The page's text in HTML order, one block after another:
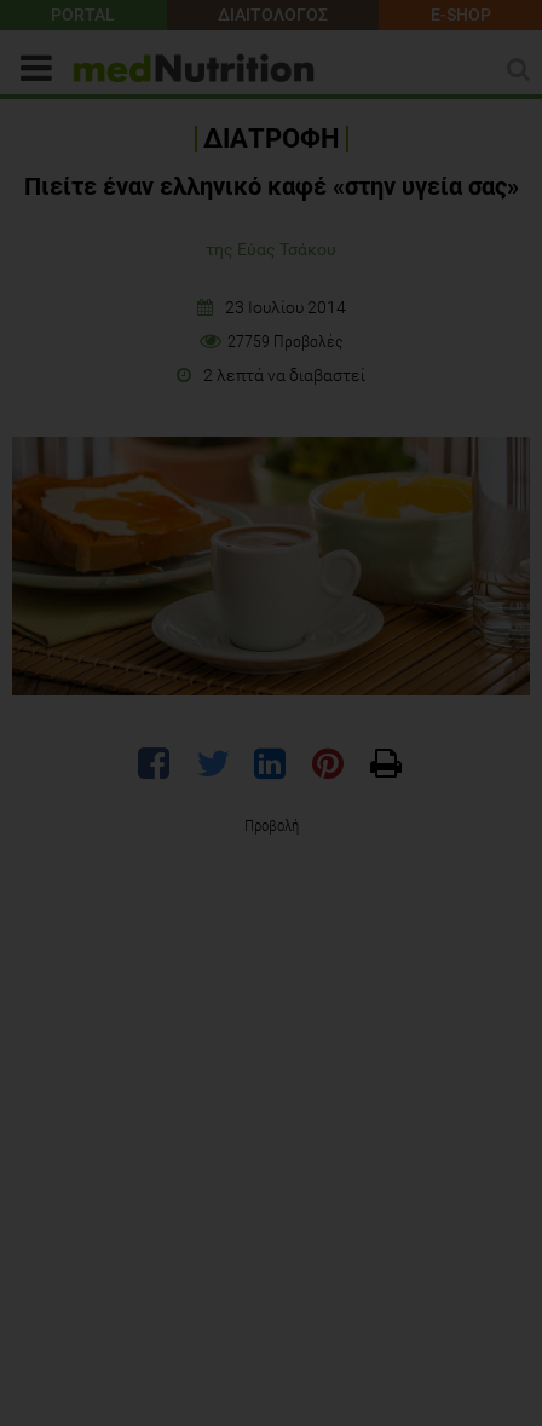
PORTAL ΔΙΑΙΤΟΛΟΓΟΣ E-SHOP
ΔΙΑΤΡΟΦΗ
Πιείτε έναν ελληνικό καφέ «στην υγεία σας»
της Εύας Τσάκου
23 Ιουλίου 2014
27759 Προβολές
2 λεπτά να διαβαστεί
Προβολή